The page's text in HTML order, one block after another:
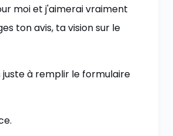
moi et j'aimerai vraiment
ton avis, ta vision sur le
juste à remplir le formulaire